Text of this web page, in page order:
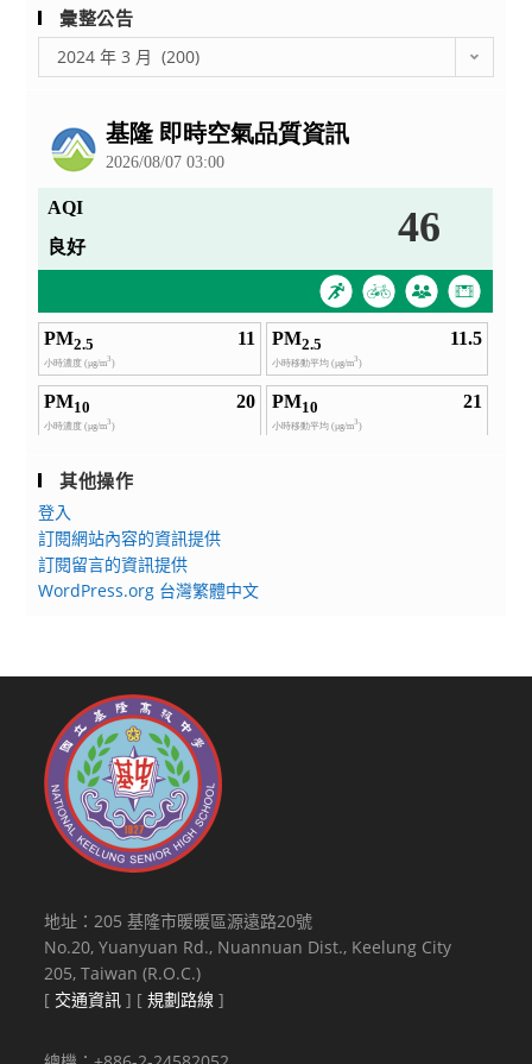
彙整公告
整
2024 年 3 月 (200)
其他操作
登入
訂閱網站內容的資訊提供
訂閱留言的資訊提供
WordPress.org 台灣繁體中文
地址：205 基隆市暖暖區源遠路20號
No.20, Yuanyuan Rd., Nuannuan Dist., Keelung City
205, Taiwan (R.O.C.)
[ 交通資訊 ] [規劃路線 ]